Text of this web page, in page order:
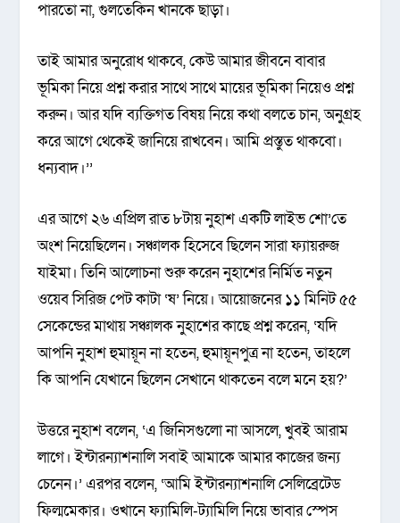
পারতো না, গুলতেকিন খানকে ছাড়া।
তাই আমার অনুরোধ থাকবে, কেউ আমার জীবনে বাবার
ভূমিকা নিয়ে প্রশ্ন করার সাথে সাথে মায়ের ভূমিকা নিয়েও প্রশ্ন
করুন। আর যদি ব্যক্তিগত বিষয় নিয়ে কথা বলতে চান, অনুগ্রহ
করে আগে থেকেই জানিয়ে রাখবেন। আমি প্রস্তুত থাকবো।
ধন্যবাদ।’’
এর আগে ২৬ এপ্রিল রাত ৮টায় নুহাশ একটি লাইভ শো’তে
অংশ নিয়েছিলেন। সঞ্চালক হিসেবে ছিলেন সারা ফ্যায়রুজ
যাইমা। তিনি আলোচনা শুরু করেন নুহাশের নির্মিত নতুন
ওয়েব সিরিজ পেট কাটা ‘ষ’ নিয়ে। আয়োজনের ১১ মিনিট ৫৫
সেকেন্ডের মাথায় সঞ্চালক নুহাশের কাছে প্রশ্ন করেন, ‘যদি
আপনি নুহাশ হুমায়ূন না হতেন, হুমায়ূনপুত্র না হতেন, তাহলে
কি আপনি যেখানে ছিলেন সেখানে থাকতেন বলে মনে হয়?’
উত্তরে নুহাশ বলেন, ‘এ জিনিসগুলো না আসলে, খুবই আরাম
লাগে। ইন্টারন্যাশনালি সবাই আমাকে আমার কাজের জন্য
চেনেন।’ এরপর বলেন, ‘আমি ইন্টারন্যাশনালি সেলিব্রেটেড
ফিল্মমেকার। ওখানে ফ্যামিলি-ট্যামিলি নিয়ে ভাবার স্পেস